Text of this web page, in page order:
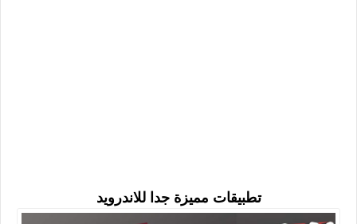
تطبيقات مميزة جدا للاندرويد